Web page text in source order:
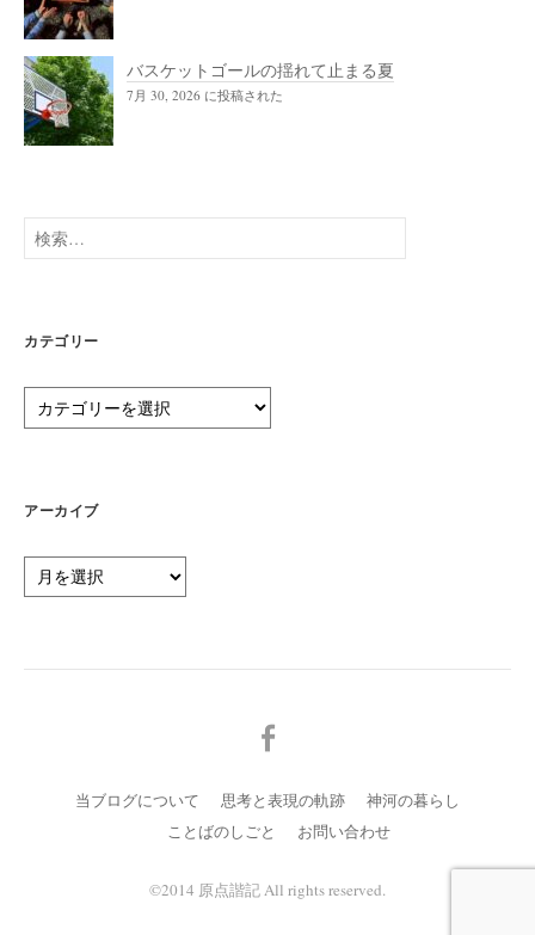
バスケットゴールの揺れて止まる夏
7月 30, 2026 に投稿された
検
索:
カテゴリー
テ
ー
アーカイブ
ー
ュ
当ブログについて 思考と表現の軌跡
神河の暮らし
ことばのしごと
お問い合わせ
©️2014 原点諧記 All rights reserved.